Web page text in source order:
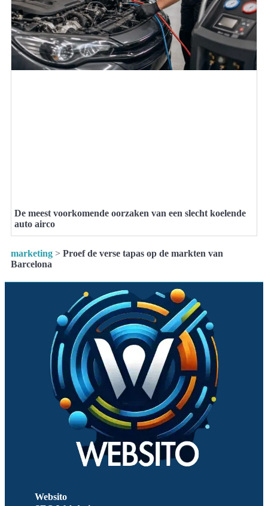
De meest voorkomende oorzaken van een slecht koelende
auto airco
marketing > Proef de verse tapas op de markten van
Barcelona
Websito